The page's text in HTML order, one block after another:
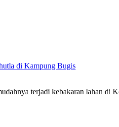
di Kampung Bugis
terjadi kebakaran lahan